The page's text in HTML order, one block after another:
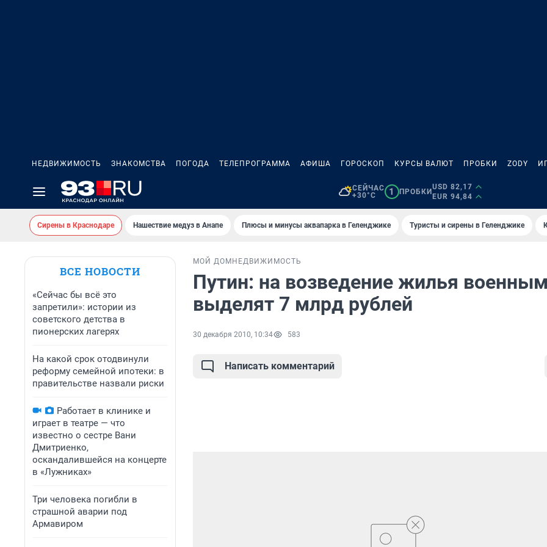
НЕДВИЖИМОСТЬ ЗНАКОМСТВА ПОГОДА ТЕЛЕПРОГРАММА АФИША ГОРОСКОП КУРСЫ ВАЛЮТ ПРОБКИ ZODY
СЕЙЧАС
+30°C
1 ПРОБКИ
USD 82,17
EUR 94,84
Сирены в Краснодаре Нашествие медуз в Анапе Плюсы и минусы аквапарка в Геленджике Туристы и сирены в Геленджике
ВСЕ НОВОСТИ
«Сейчас бы всё это
запретили»: истории из
советского детства в
пионерских лагерях
На какой срок отодвинули
реформу семейной ипотеки: в
правительстве назвали риски
Работает в клинике и
играет в театре — что
известно о сестре Вани
Дмитриенко,
оскандалившейся на концерте
в «Лужниках»
Три человека погибли в
страшной аварии под
Армавиром
МОЙ ДОМ НЕДВИЖИМОСТЬ
Путин: на возведение жилья
выделят 7 млрд рублей
30 декабря 2010, 10:34 583
Написать комментарий